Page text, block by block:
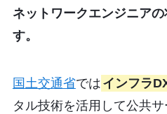
ネットワークエンジニア
す。
国土交通省では インフラ
タル技術を活用して公共